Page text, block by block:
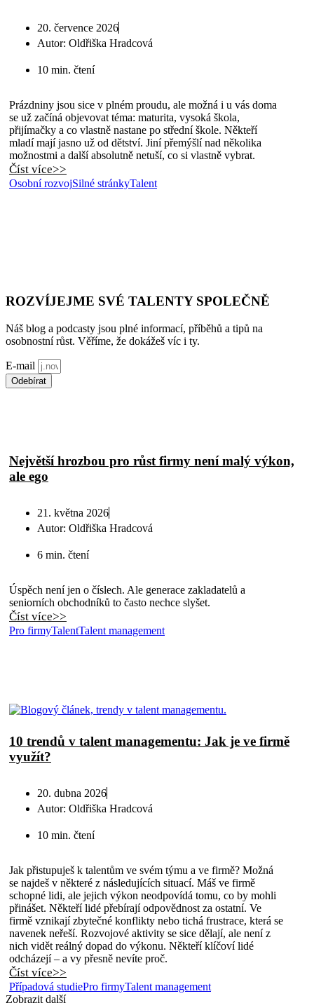
20. července 2026
Autor: Oldřiška Hradcová
10 min. čtení
Prázdniny jsou sice v plném proudu, ale možná i u vás doma
se už začíná objevovat téma: maturita, vysoká škola,
přijímačky a co vlastně nastane po střední škole. Někteří
mladí mají jasno už od dětství. Jiní přemýšlí nad několika
možnostmi a další absolutně netuší, co si vlastně vybrat.
Číst více>>
Osobní rozvojSilné stránkyTalent
ROZVÍJEJME SVÉ TALENTY SPOLEČNĚ
Náš blog a podcasty jsou plné informací, příběhů a tipů na
osobnostní růst. Věříme, že dokážeš víc i ty.
E-mail
Odebírat
Největší hrozbou pro růst firmy není malý výkon,
ale ego
21. května 2026
Autor: Oldřiška Hradcová
6 min. čtení
Úspěch není jen o číslech. Ale generace zakladatelů a
seniorních obchodníků to často nechce slyšet.
Číst více>>
Pro firmyTalentTalent management
10 trendů v talent managementu: Jak je ve firmě
využít?
20. dubna 2026
Autor: Oldřiška Hradcová
10 min. čtení
Jak přistupuješ k talentům ve svém týmu a ve firmě? Možná
se najdeš v některé z následujících situací. Máš ve firmě
schopné lidi, ale jejich výkon neodpovídá tomu, co by mohli
přinášet. Někteří lidé přebírají odpovědnost za ostatní. Ve
firmě vznikají zbytečné konflikty nebo tichá frustrace, která se
navenek neřeší. Rozvojové aktivity se sice dělají, ale není z
nich vidět reálný dopad do výkonu. Někteří klíčoví lidé
odcházejí – a vy přesně nevíte proč.
Číst více>>
Případová studiePro firmyTalent management
Zobrazit další